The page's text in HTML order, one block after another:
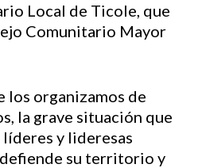
Local de Ticole, que
Comunitario Mayor
los organizamos de
la grave situación que
y lideresas
su territorio y